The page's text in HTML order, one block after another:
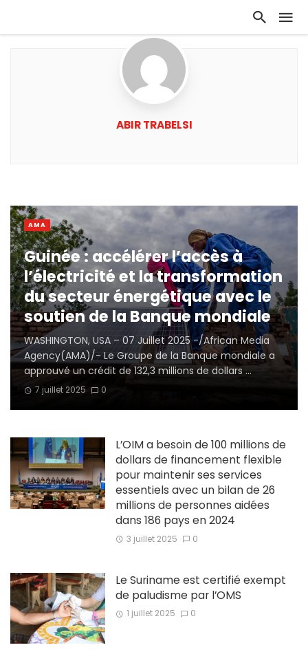
ABIR TRABELSI
Guinée : accélérer l’accès à
l’électricité et la transformation
du secteur énergétique avec le
soutien de la Banque mondiale
WASHINGTON, USA – 07 Juillet 2025 -/African Media
Agency(AMA)/- Le Groupe de la Banque mondiale a
approuvé un crédit de 132,3 millions de dollars ...
7 juillet 2025 0
AMA
L’OIM a besoin de 100 millions de
dollars de financement flexible
pour maintenir ses services
essentiels avec un bilan de 26
millions de personnes aidées
dans 186 pays en 2024
3 juillet 2025 0
Le Suriname est certifié exempt
de paludisme par l’OMS
1 juillet 2025 0